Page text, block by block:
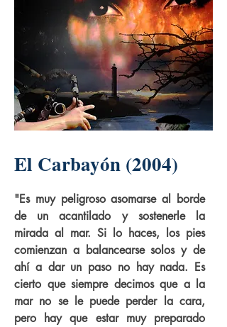
El Carbayón (2004)
"Es muy peligroso asomarse al borde
de un acantilado y sostenerle la
mirada al mar. Si lo haces, los pies
comienzan a balancearse solos y de
ahí a dar un paso no hay nada. Es
cierto que siempre decimos que a la
mar no se le puede perder la cara,
pero hay que estar muy preparado